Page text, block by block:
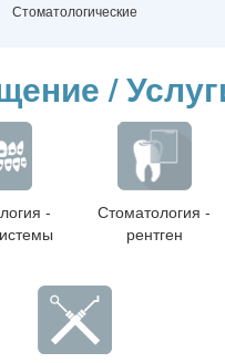
Стоматологические
/
-
Стоматология -
рентген